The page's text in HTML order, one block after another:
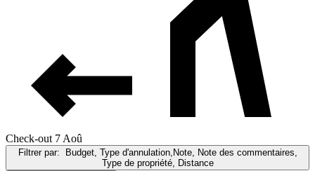
Check-out 7 Aoû
Filtrer par: Budget, Type d'annulation,Note, Note des commentaires,
Type de propriété, Distance